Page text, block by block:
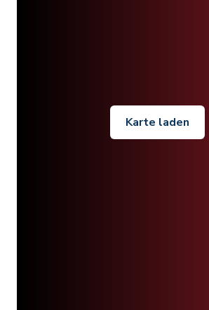
Karte laden